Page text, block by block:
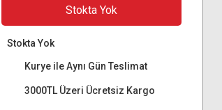
Stokta Yok
Stokta Yok
Kurye ile Aynı Gün Teslimat
3000TL Üzeri Ücretsiz Kargo